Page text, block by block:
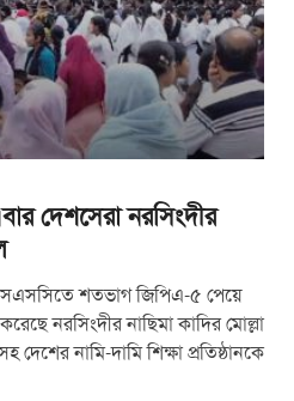
দেশসেরা নরসিংদীর
শতভাগ জিপিএ-৫ পেয়ে
নরসিংদীর নাছিমা কাদির মোল্লা
নামি-দামি শিক্ষা প্রতিষ্ঠানকে